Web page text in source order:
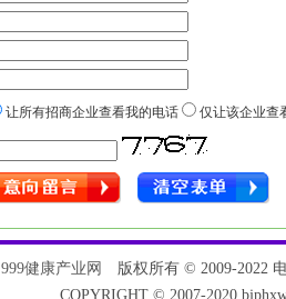
让所有招商企业查看我的电话 仅让该企业查
999健康产业网
版权所有 © 2009-2022 电
COPYRIGHT © 2007-2020